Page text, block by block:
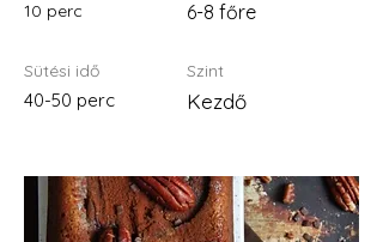
10 perc
Sütési idő
40-50 perc
6-8 főre
Szint
Kezdő